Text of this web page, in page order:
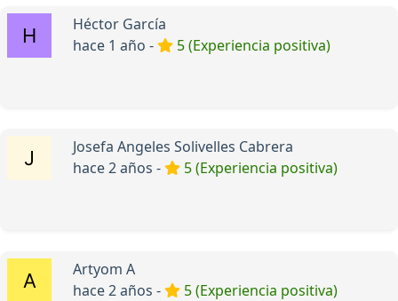
Héctor García
hace 1 año -
5 (Experiencia positiva)
Josefa Angeles Solivelles Cabrera
hace 2 años -
5 (Experiencia positiva)
Artyom A
hace 2 años -
5 (Experiencia positiva)